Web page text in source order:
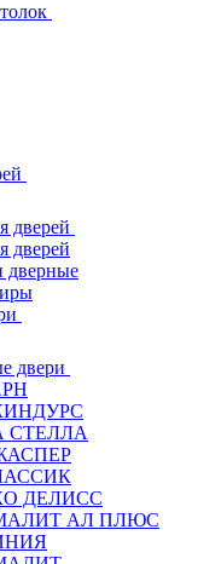
дверей
дверей
дверные
двери
СТЕЛЛА
ДЕЛИСС
АЛ ПЛЮС